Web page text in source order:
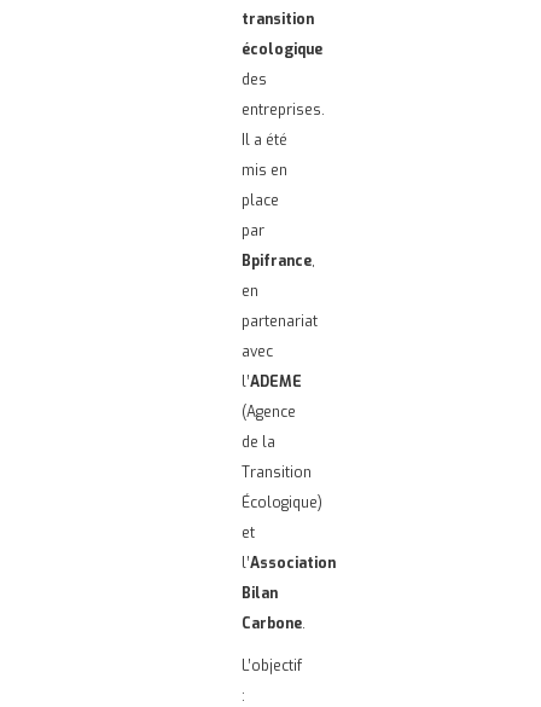
transition
écologique
des
entreprises.
Il a été
mis en
place
par
Bpifrance,
en
partenariat
avec
l’ADEME
(Agence
de la
Transition
Écologique)
et
l’Association
Bilan
Carbone.
L’objectif
: